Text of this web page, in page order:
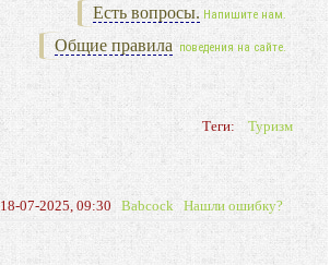
Есть вопросы. Напишите нам.
Общие правила поведения на сайте.
Теги: Туризм
18-07-2025, 09:30 Babcock Нашли ошибку?